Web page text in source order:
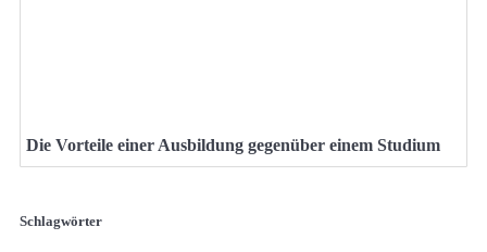
Die Vorteile einer Ausbildung gegenüber einem Studium
Schlagwörter